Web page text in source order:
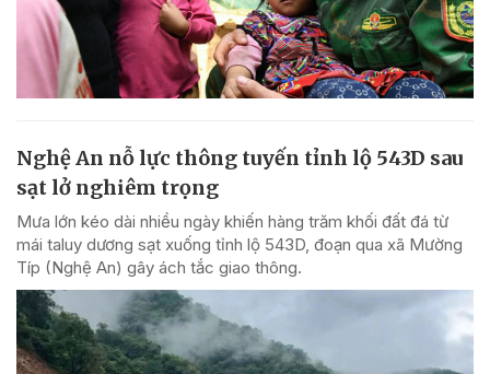
Nghệ An nỗ lực thông tuyến tỉnh lộ 543D sau
sạt lở nghiêm trọng
Mưa lớn kéo dài nhiều ngày khiến hàng trăm khối đất đá từ
mái taluy dương sạt xuống tỉnh lộ 543D, đoạn qua xã Mường
Típ (Nghệ An) gây ách tắc giao thông.